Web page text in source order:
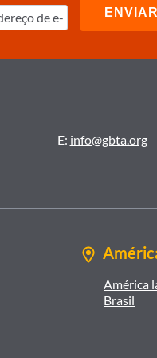
E: info@gbta.org
América
Brasil